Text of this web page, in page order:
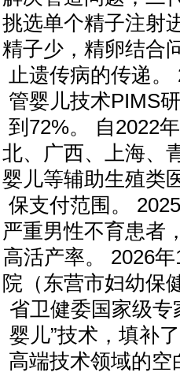
挑选单个精子注射
精子少，精卵结合
止遗传病的传递
管婴儿技术PIMS
到72%。 自2022
北、广西、上海、
婴儿等辅助生殖类
保支付范围。
严重男性不育患者
高活产率。 2026
院（东营市妇幼保
省卫健委国家级专
婴儿”技术，填补
高端技术领域的空